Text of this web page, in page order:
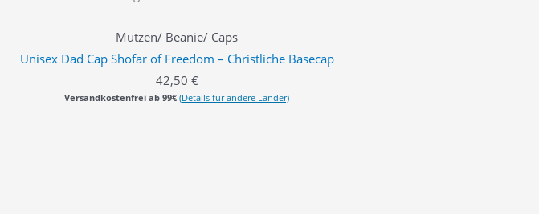
Mützen/ Beanie/ Caps
Unisex Dad Cap Shofar of Freedom – Christliche Basecap
42,50 €
Versandkostenfrei ab 99€ (Details für andere Länder)